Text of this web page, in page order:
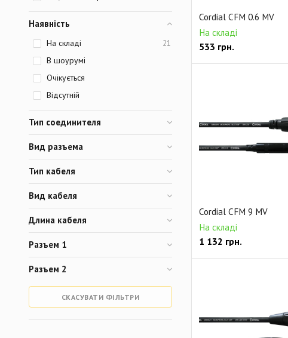
Cordial CFM 0.6 MV
На складі
533 грн.
Cordial CFM 9 MV
На складі
1 132 грн.
Наявність
На складі 21
В шоурумі
Очікується
Відсутній
Тип соединителя
Вид разъема
Тип кабеля
Вид кабеля
Длина кабеля
Разъем 1
Разъем 2
СКАСУВАТИ ФІЛЬТРИ